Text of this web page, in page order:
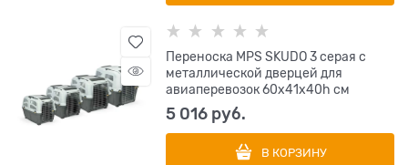
Переноска MPS SKUDO 3 серая с
металлической дверцей для
авиаперевозок 60х41х40h см
5 016 руб.
В КОРЗИНУ